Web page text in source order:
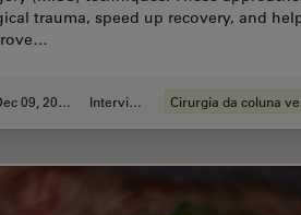
trauma, speed up recovery, and
Dec 09, 2025 Interview